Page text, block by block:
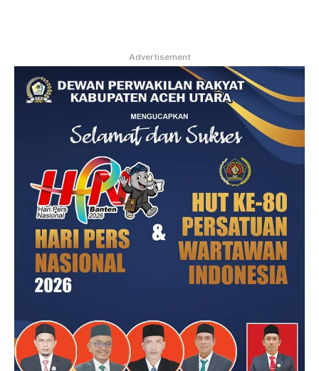
Advertisement